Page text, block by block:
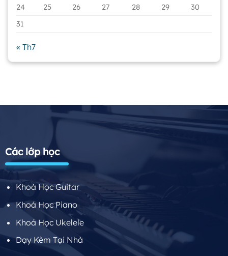
24
25 26 27 28 29
30
31
« Th7
Các lớp học
Khoá Học Guitar
Khoá Học Piano
Khoá Học Ukelele
Dạy Kèm Tại Nhà